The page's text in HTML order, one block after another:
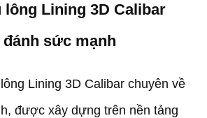
lông Lining 3D Calibar
sức mạnh
Lining 3D Calibar chuyên về
được xây dựng trên nền tảng